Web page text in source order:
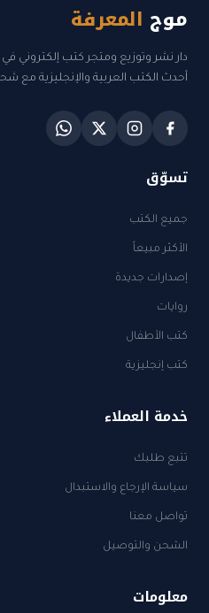
موج المعرفة
دار نشر وتوزيع ومتجر كتب إلكتروني في
أحدث الكتب العربية والإنجليزية مع
تسوّق
جميع الكتب
الأكثر مبيعاً
إصدارات جديدة
روايات
كتب الأطفال
كتب إنجليزية
خدمة العملاء
تتبع طلبك
سياسة الإرجاع والاستبدال
تواصل معنا
الشحن والتوصيل
معلومات